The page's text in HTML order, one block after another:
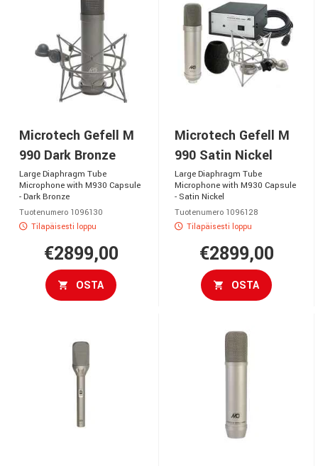
Microtech Gefell M
990 Dark Bronze
Large Diaphragm Tube
Microphone with M930 Capsule
- Dark Bronze
Tuotenumero 1096130
Tilapäisesti loppu
€2899,00
OSTA
Microtech Gefell M
990 Satin Nickel
Large Diaphragm Tube
Microphone with M930 Capsule
- Satin Nickel
Tuotenumero 1096128
Tilapäisesti loppu
€2899,00
OSTA